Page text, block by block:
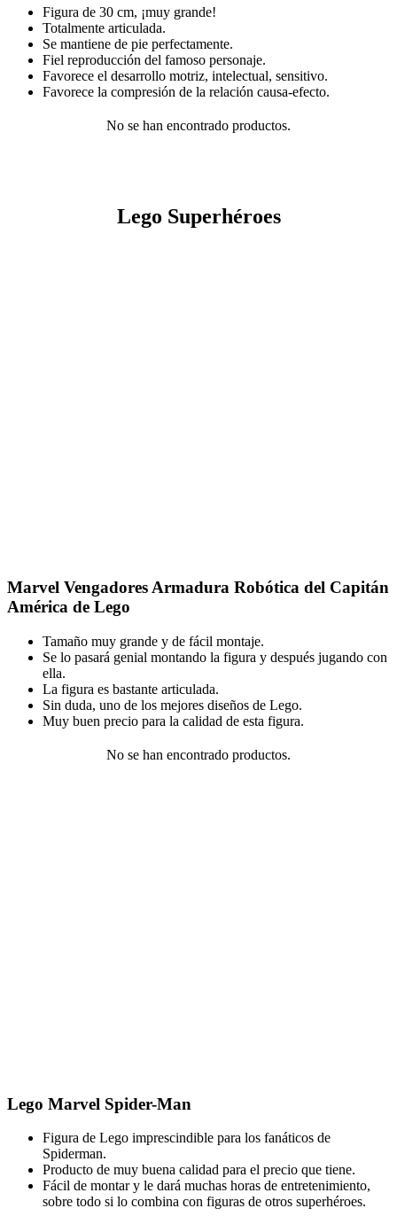
Figura de 30 cm, ¡muy grande!
Totalmente articulada.
Se mantiene de pie perfectamente.
Fiel reproducción del famoso personaje.
Favorece el desarrollo motriz, intelectual, sensitivo.
Favorece la compresión de la relación causa-efecto.
No se han encontrado productos.
Lego Superhéroes
Marvel Vengadores Armadura Robótica del Capitán
América de Lego
Tamaño muy grande y de fácil montaje.
Se lo pasará genial montando la figura y después jugando con
ella.
La figura es bastante articulada.
Sin duda, uno de los mejores diseños de Lego.
Muy buen precio para la calidad de esta figura.
No se han encontrado productos.
Lego Marvel Spider-Man
Figura de Lego imprescindible para los fanáticos de
Spiderman.
Producto de muy buena calidad para el precio que tiene.
Fácil de montar y le dará muchas horas de entretenimiento,
sobre todo si lo combina con figuras de otros superhéroes.